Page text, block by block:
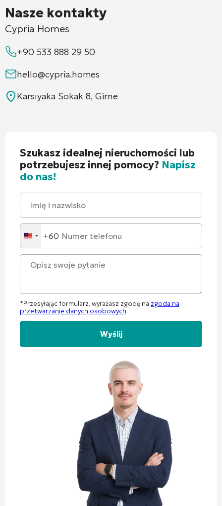
Nasze kontakty
Cypria Homes
+90 533 888 29 50
hello@cypria.homes
Karsıyaka Sokak 8, Girne
Szukasz idealnej nieruchomości lub
potrzebujesz innej pomocy? Napisz
do nas!
Malaysia
+60
+60
*Przesyłając formularz, wyrażasz zgodę na zgoda na
przetwarzanie danych osobowych